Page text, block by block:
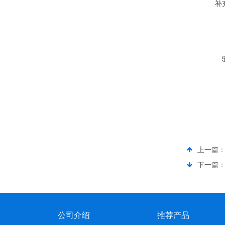
补
上一篇：
下一篇：
公司介绍 推荐产品